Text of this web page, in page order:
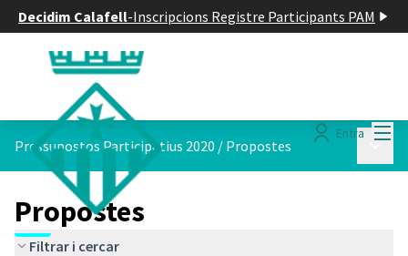
Decidim Calafell-Inscripcions Registre Participants PAM
Entra
Pressupostos Participatius 2020 / Propostes
Propostes
Filtrar i cercar